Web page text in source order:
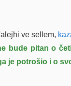
ve sellem,
bude pitan o
je potrošio i o